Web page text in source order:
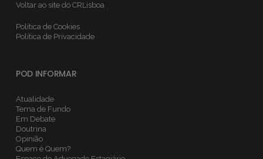
Voltar ao site do CRLisboa
Política de Cookies
Política de Privacidade
POD INFORMAR
Atualidade
Tema de Fundo
Em Debate
Doutrina
Opinião
Quem é Quem?